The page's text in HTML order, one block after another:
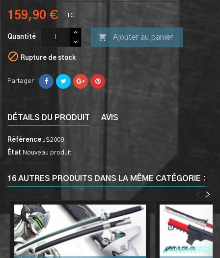
159,90 € TTC
Quantité  Ajouter au panier
 Rupture de stock
Partager
DÉTAILS DU PRODUIT AVIS
Référence JS2009
État Nouveau produit
16 AUTRES PRODUITS DANS LA MÊME CATÉGORIE :
>
<